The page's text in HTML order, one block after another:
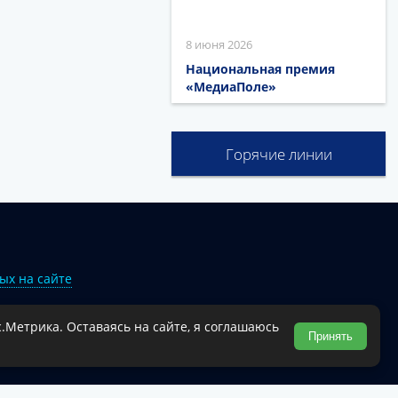
8 июня 2026
Национальная премия
«МедиаПоле»
Горячие линии
на сайте
муниципального округа.
Оставаясь на сайте, я соглашаюсь
Принять